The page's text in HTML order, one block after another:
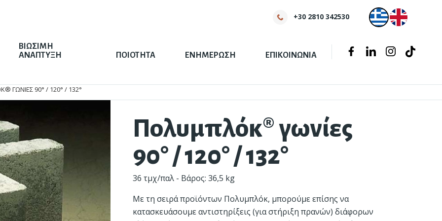
+30 2810 342530
ΒΙΩΣΙΜΗ
ΑΝΑΠΤΥΞΗ
ΠΟΙΟΤΗΤΑ ΕΝΗΜΕΡΩΣΗ ΕΠΙΚΟΙΝΩΝΙΑ FacebookLinkedinInstagram
Tiktok
ΓΩΝΊΕΣ 90° / 120° / 132°
Πολυμπλόκ® γωνίες
90° / 120° / 132°
36 τμχ/παλ - Βάρος: 36,5 kg
Με τη σειρά προϊόντων Πολυμπλόκ, μπορούμε επίσης να
κατασκευάσουμε αντιστηρίξεις (για στήριξη πρανών) διάφορων